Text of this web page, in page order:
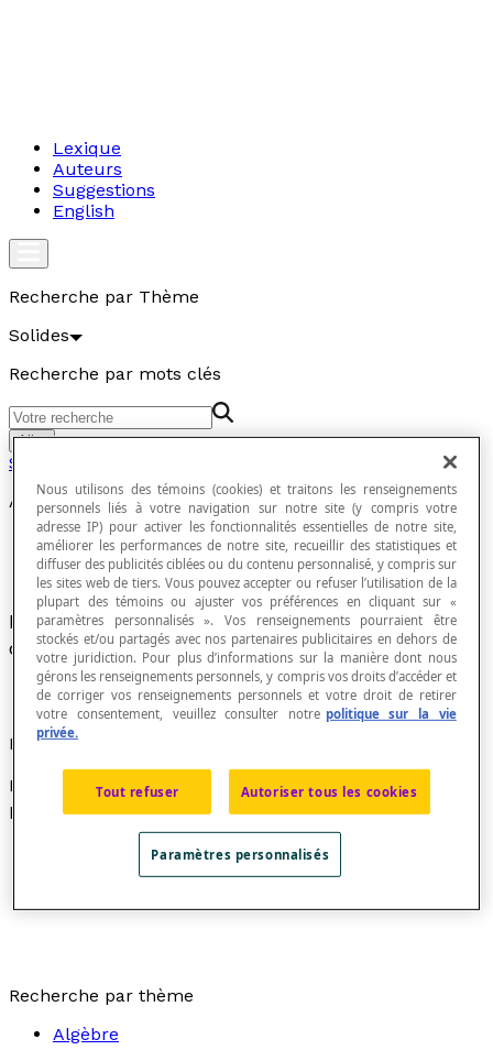
Lexique
Auteurs
Suggestions
English
Recherche par Thème
Solides
Recherche par mots clés
Aller
Solides
Angle dièdre
Figure géométrique formée par deux demi-plans
de même frontière.
Exemple
La ligne droite AB est la frontière entre les deux demi-
plans.
Recherche par thème
Algèbre
Nous utilisons des témoins (cookies) et traitons les renseignements
personnels liés à votre navigation sur notre site (y compris votre
adresse IP) pour activer les fonctionnalités essentielles de notre site,
améliorer les performances de notre site, recueillir des statistiques et
diffuser des publicités ciblées ou du contenu personnalisé, y compris sur
les sites web de tiers. Vous pouvez accepter ou refuser l’utilisation de la
plupart des témoins ou ajuster vos préférences en cliquant sur «
paramètres personnalisés ». Vos renseignements pourraient être
stockés et/ou partagés avec nos partenaires publicitaires en dehors de
votre juridiction. Pour plus d’informations sur la manière dont nous
gérons les renseignements personnels, y compris vos droits d’accéder et
de corriger vos renseignements personnels et votre droit de retirer
votre consentement, veuillez consulter notre politique sur la vie
privée.
Tout refuser Autoriser tous les cookies
Paramètres personnalisés